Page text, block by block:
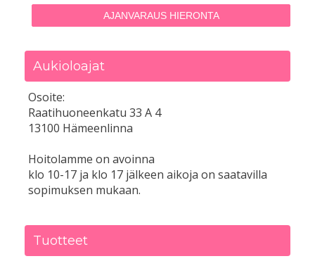
AJANVARAUS HIERONTA
Aukioloajat
Osoite:
Raatihuoneenkatu 33 A 4
13100 Hämeenlinna
Hoitolamme on avoinna
klo 10-17 ja klo 17 jälkeen aikoja on saatavilla
sopimuksen mukaan.
Tuotteet